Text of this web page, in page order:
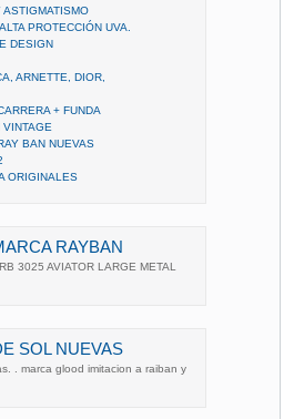
PROTECCIÓN UVA.
DESIGN
ARNETTE, DIOR,
+ FUNDA
BAN NUEVAS
ORIGINALES
RAYBAN
3025 AVIATOR LARGE METAL
SOL NUEVAS
. marca glood imitacion a raiban y